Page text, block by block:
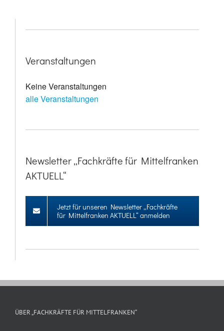
Veranstaltungen
Keine Veranstaltungen
alle Veranstaltungen
Newsletter „Fachkräfte für Mittelfranken
AKTUELL“
Jetzt für unseren Newsletter „Fachkräfte
für Mittelfranken AKTUELL“ anmelden
ÜBER „FACHKRÄFTE FÜR MITTELFRANKEN“